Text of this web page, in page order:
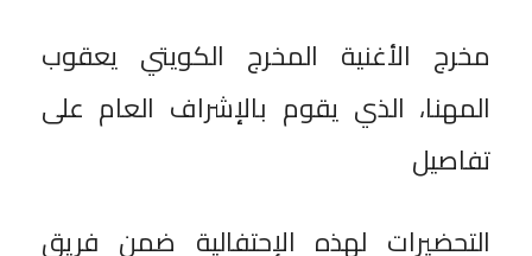
مخرج الأغنية المخرج الكويتي يعقوب
المهنا، الذي يقوم بالإشراف العام على
تفاصيل
التحضيرات لهذه الإحتفالية ضمن فريق